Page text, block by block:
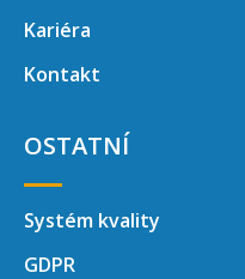
Kariéra
Kontakt
OSTATNÍ
Systém kvality
GDPR